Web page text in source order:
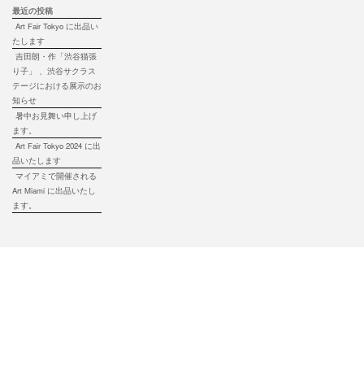
最近の投稿
Art Fair Tokyo に出品い
たします
吉田朗・作「渋谷猫張
り子」 、渋谷サクラス
テージにおける展示のお
知らせ
暑中お見舞い申し上げ
ます。
Art Fair Tokyo 2024 に出
品いたします
マイアミで開催される
Art Miami に出品いたし
ます。